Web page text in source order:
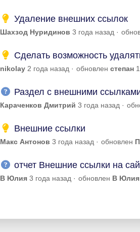
Удаление внешних ссылок
Шахзод Нуридинов 3 года назад
Сделать возможность
nikolay 2 года назад обновлен степан
Раздел с внешними
Караченков Дмитрий 3 года назад
Внешние ссылки
Макс Антонов 3 года назад обновлен
отчет Внешние ссылки на
В Юлия 3 года назад обновлен В Юлия